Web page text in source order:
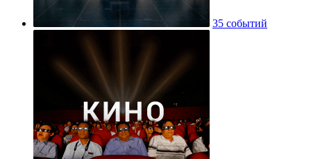
35 событий